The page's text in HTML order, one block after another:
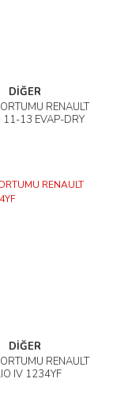
DİĞER
RENAULT
11-13 EVAP-DRY
DİĞER
RENAULT
IV 1234YF